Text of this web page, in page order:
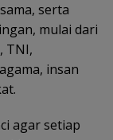
serta
mulai dari
TNI,
insan
agar setiap